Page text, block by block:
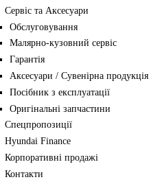
Сервіс та Аксесуари
Обслуговування
Малярно-кузовний сервіс
Гарантія
Аксесуари / Сувенірна продукція
Посібник з експлуатації
Оригінальні запчастини
Спецпропозиції
Hyundai Finance
Корпоративні продажі
Контакти